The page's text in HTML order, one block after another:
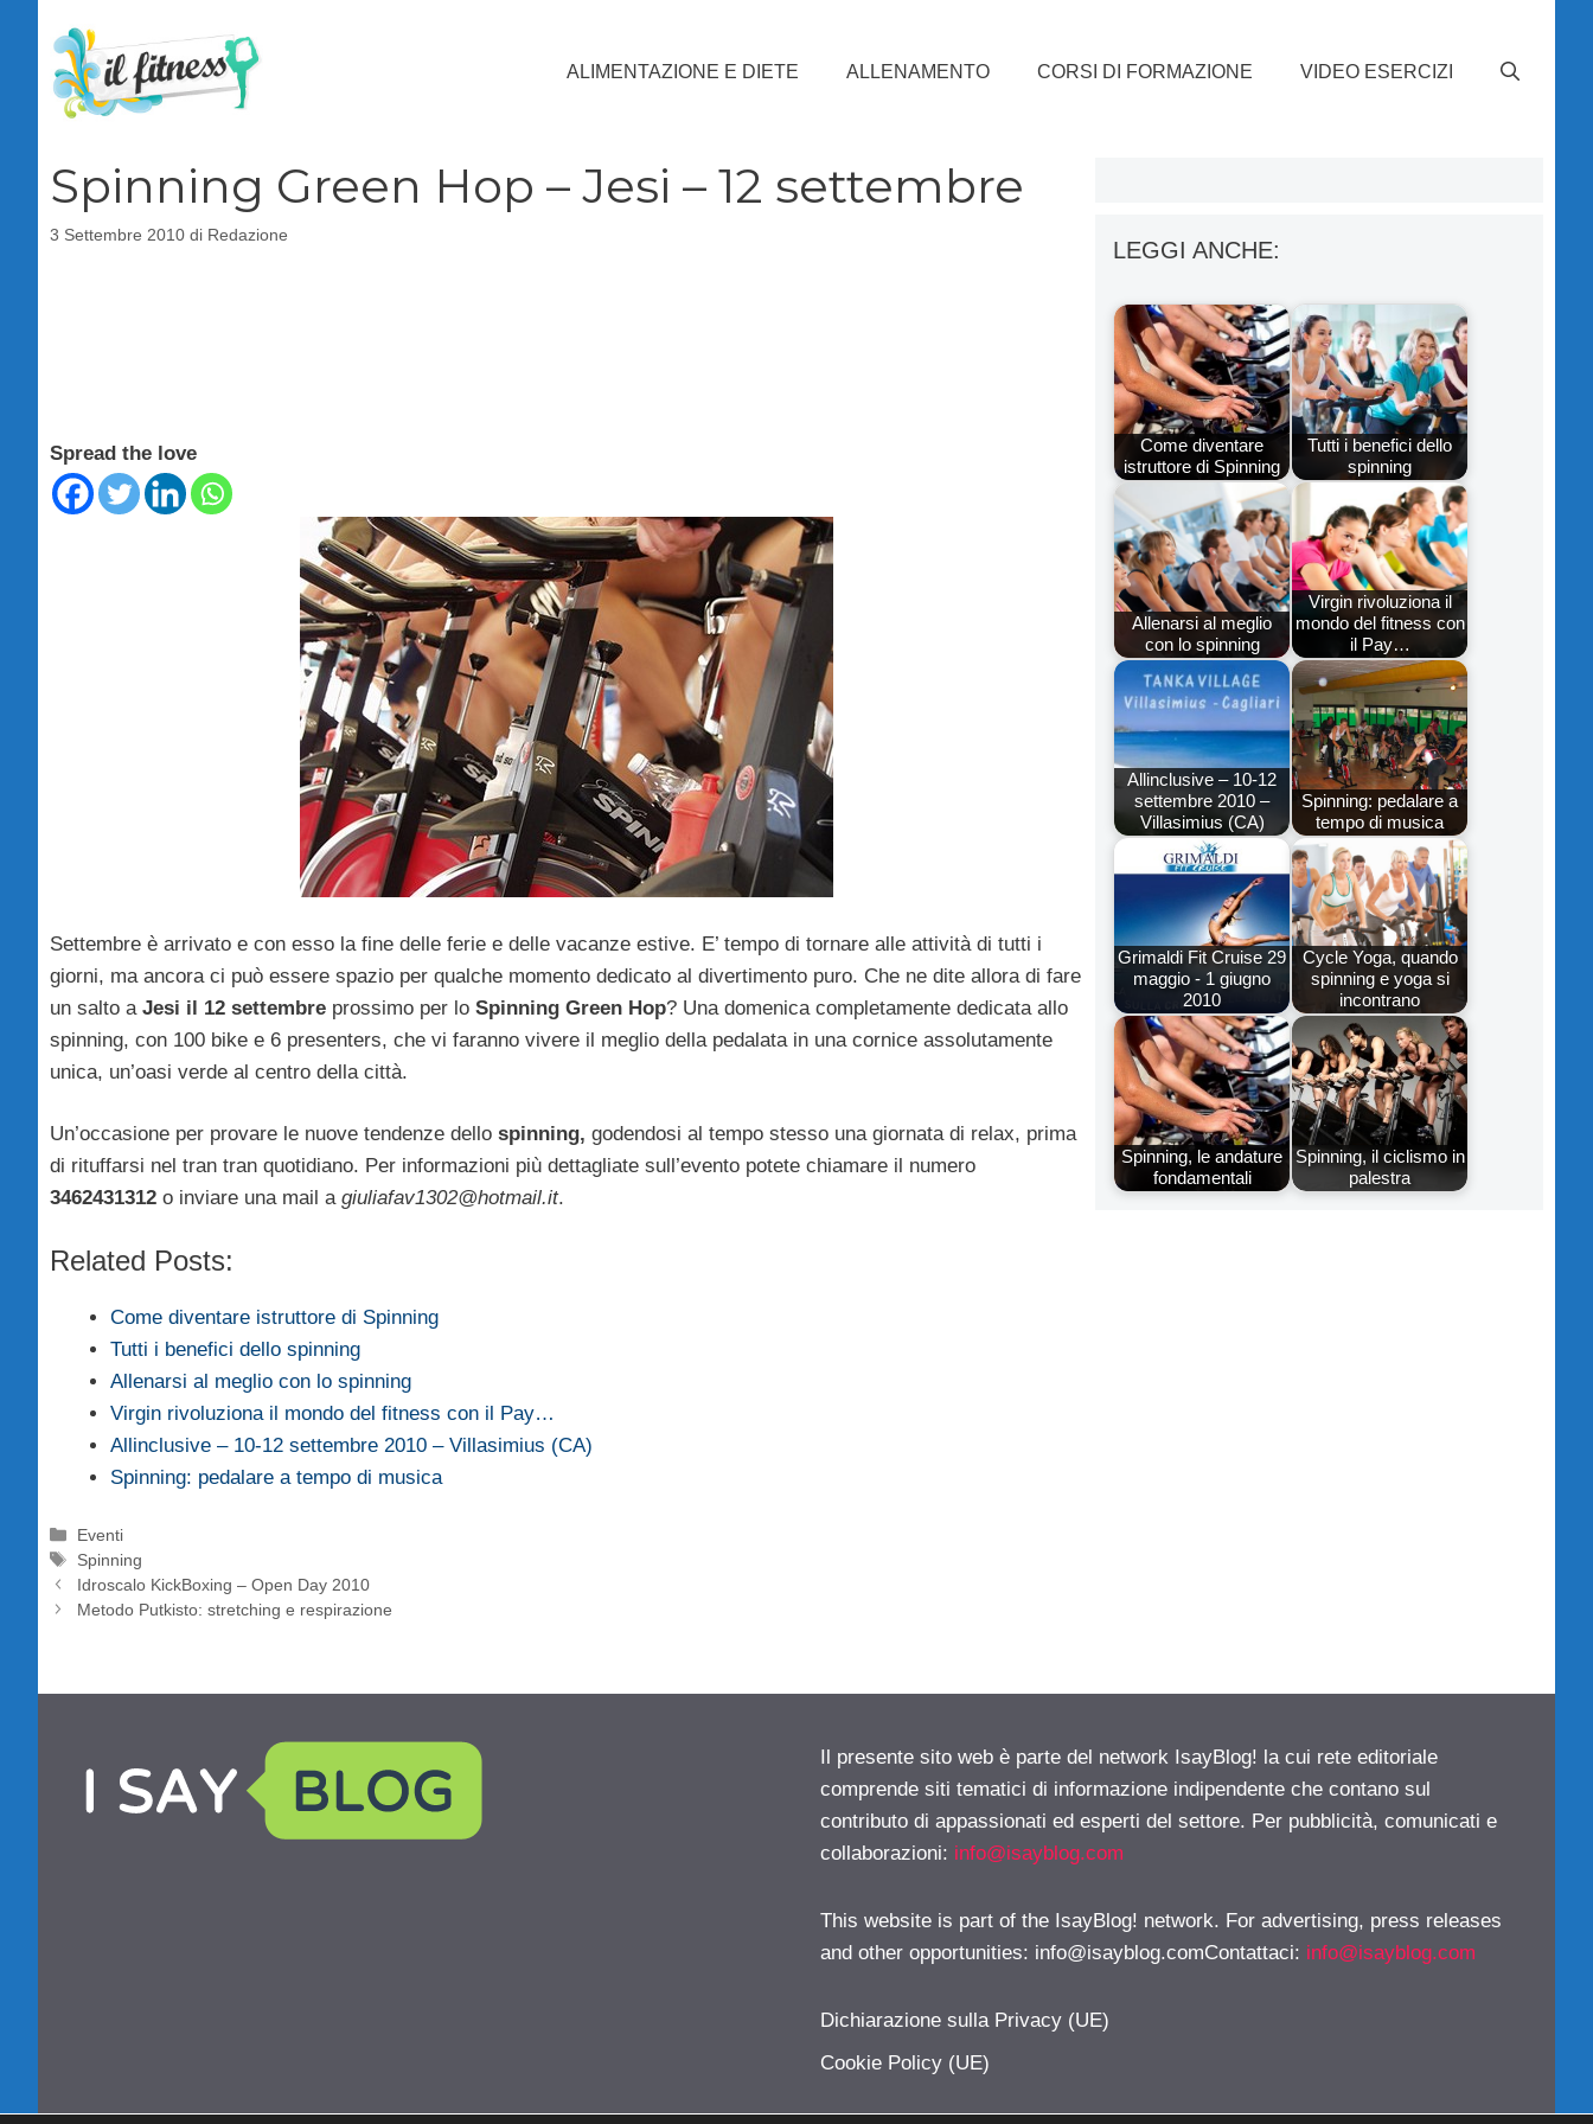
contenuto
ALIMENTAZIONE E DIETE ALLENAMENTO CORSI DI FORMAZIONE VIDEO ESERCIZI
Spinning Green Hop – Jesi – 12 settembre
3 Settembre 2010 di Redazione
Spread the love
Settembre è arrivato e con esso la fine delle ferie e delle vacanze estive. E’ tempo di tornare alle attività di tutti i
giorni, ma ancora ci può essere spazio per qualche momento dedicato al divertimento puro. Che ne dite allora di fare
un salto a Jesi il 12 settembre prossimo per lo Spinning Green Hop? Una domenica completamente dedicata allo
spinning, con 100 bike e 6 presenters, che vi faranno vivere il meglio della pedalata in una cornice assolutamente
unica, un’oasi verde al centro della città.
Un’occasione per provare le nuove tendenze dello spinning, godendosi al tempo stesso una giornata di relax, prima
di rituffarsi nel tran tran quotidiano. Per informazioni più dettagliate sull’evento potete chiamare il numero
3462431312 o inviare una mail a giuliafav1302@hotmail.it.
Related Posts:
Come diventare istruttore di Spinning
Tutti i benefici dello spinning
Allenarsi al meglio con lo spinning
Virgin rivoluziona il mondo del fitness con il Pay…
Allinclusive – 10-12 settembre 2010 – Villasimius (CA)
Spinning: pedalare a tempo di musica
Categorie
Eventi
Tag
Spinning
Idroscalo KickBoxing – Open Day 2010
Metodo Putkisto: stretching e respirazione
LEGGI ANCHE:
Come diventare
istruttore di Spinning
Tutti i benefici dello
spinning
Allenarsi al meglio
con lo spinning
Virgin rivoluziona il
mondo del fitness con
il Pay…
Allinclusive – 10-12
settembre 2010 –
Villasimius (CA)
Spinning: pedalare a
tempo di musica
Grimaldi Fit Cruise 29
maggio - 1 giugno
2010
Cycle Yoga, quando
spinning e yoga si
incontrano
Spinning, le andature
fondamentali
Spinning, il ciclismo in
palestra
Il presente sito web è parte del network IsayBlog! la cui rete editoriale
comprende siti tematici di informazione indipendente che contano sul
contributo di appassionati ed esperti del settore. Per pubblicità, comunicati e
collaborazioni: info@isayblog.com
This website is part of the IsayBlog! network. For advertising, press releases
and other opportunities: info@isayblog.comContattaci: info@isayblog.com
Dichiarazione sulla Privacy (UE)
Cookie Policy (UE)